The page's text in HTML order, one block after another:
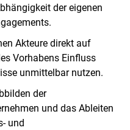
der eigenen
Akteure direkt auf
Vorhabens Einfluss
unmittelbar nutzen.
der
und das Ableiten
und